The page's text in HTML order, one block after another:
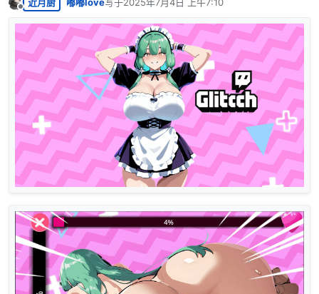
离线
近月厨 嘟嘟love写于2025年7月4日 上午7:10
最后由 编辑